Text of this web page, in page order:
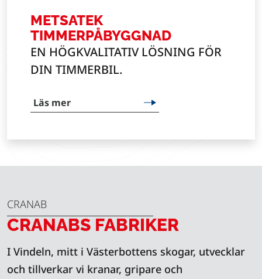
METSATEK
TIMMERPÅBYGGNAD
EN HÖGKVALITATIV LÖSNING FÖR
DIN TIMMERBIL.
Läs mer
CRANAB
CRANABS FABRIKER
I Vindeln, mitt i Västerbottens skogar, utvecklar
och tillverkar vi kranar, gripare och